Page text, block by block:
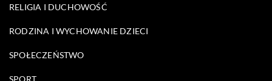
RELIGIA I DUCHOWOŚĆ
RODZINA I WYCHOWANIE DZIECI
SPOŁECZEŃSTWO
SPORT